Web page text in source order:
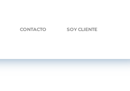
CONTACTO SOY CLIENTE